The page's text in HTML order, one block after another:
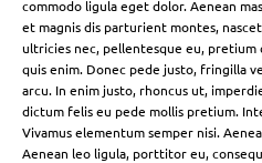
commodo ligula eget dolor. Aenean
et magnis dis parturient montes,
ultricies nec, pellentesque eu, pretium
quis enim. Donec pede justo, fringilla
arcu. In enim justo, rhoncus ut,
dictum felis eu pede mollis pretium.
Vivamus elementum semper nisi.
Aenean leo ligula, porttitor eu,